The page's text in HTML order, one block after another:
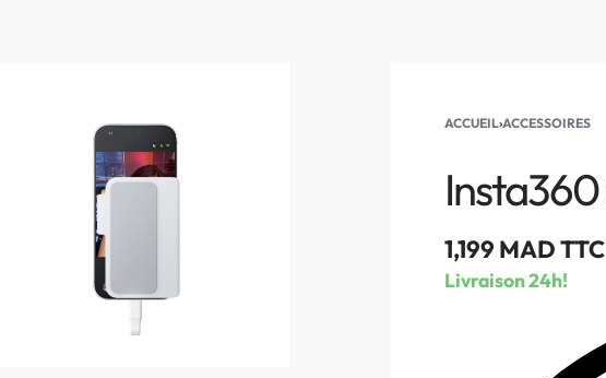
ACCUEIL›ACCESSOIRES
Insta360
1,199 MAD TTC
Livraison 24h!